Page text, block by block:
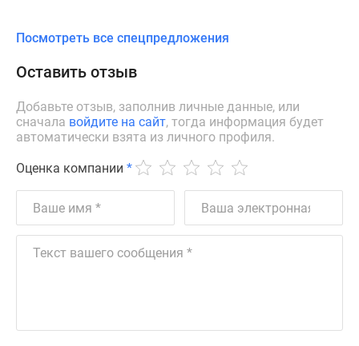
Посмотреть все спецпредложения
Оставить отзыв
Добавьте отзыв, заполнив личные данные, или
сначала войдите на сайт, тогда информация будет
автоматически взята из личного профиля.
Оценка компании *